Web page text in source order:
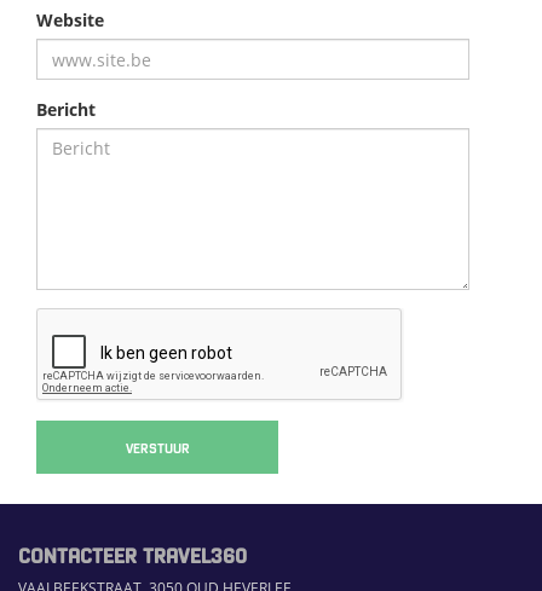
Website
Bericht
VERSTUUR
CONTACTEER TRAVEL360